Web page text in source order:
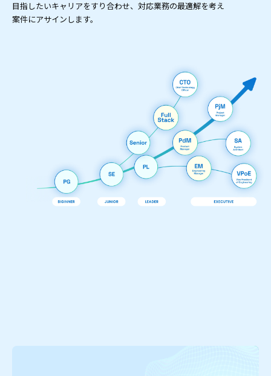
目指したいキャリアをすり合わせ、対応業務の最適解を考え
案件にアサインします。